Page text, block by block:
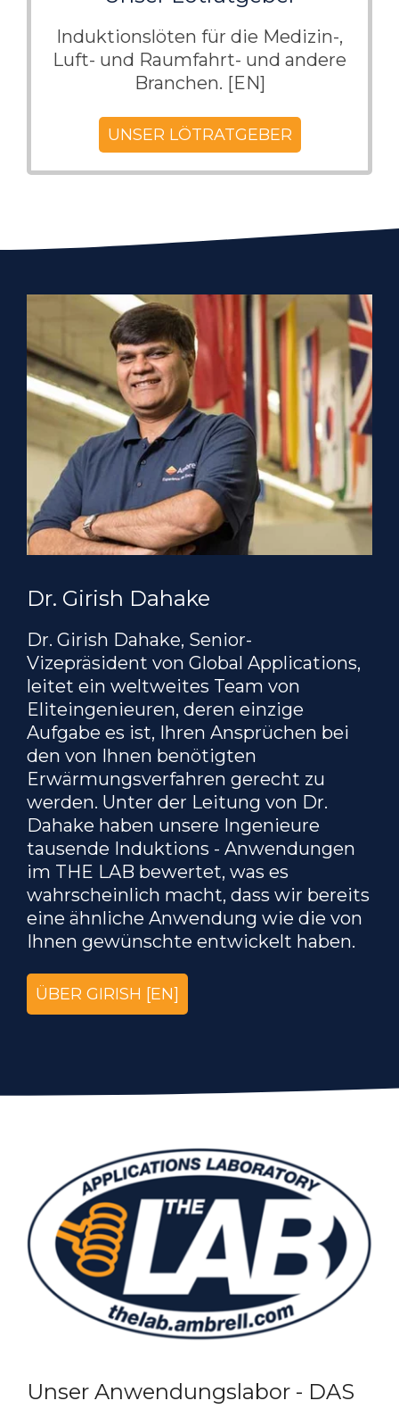
Induktionslöten für die Medizin-,
Luft- und Raumfahrt- und andere
Branchen. [EN]
UNSER LÖTRATGEBER
Dr. Girish Dahake
Dr. Girish Dahake, Senior-
Vizepräsident von Global Applications,
leitet ein weltweites Team von
Eliteingenieuren, deren einzige
Aufgabe es ist, Ihren Ansprüchen bei
den von Ihnen benötigten
Erwärmungsverfahren gerecht zu
werden. Unter der Leitung von Dr.
Dahake haben unsere Ingenieure
tausende Induktions - Anwendungen
im THE LAB bewertet, was es
wahrscheinlich macht, dass wir bereits
eine ähnliche Anwendung wie die von
Ihnen gewünschte entwickelt haben.
ÜBER GIRISH [EN]
Unser Anwendungslabor - DAS